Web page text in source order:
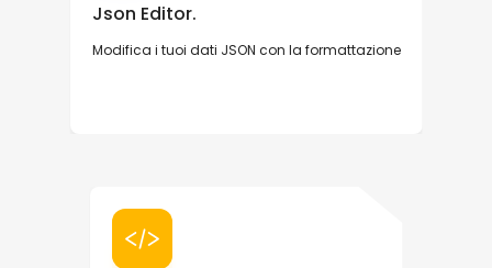
Json Editor.
Modifica i tuoi dati JSON con la formattazione